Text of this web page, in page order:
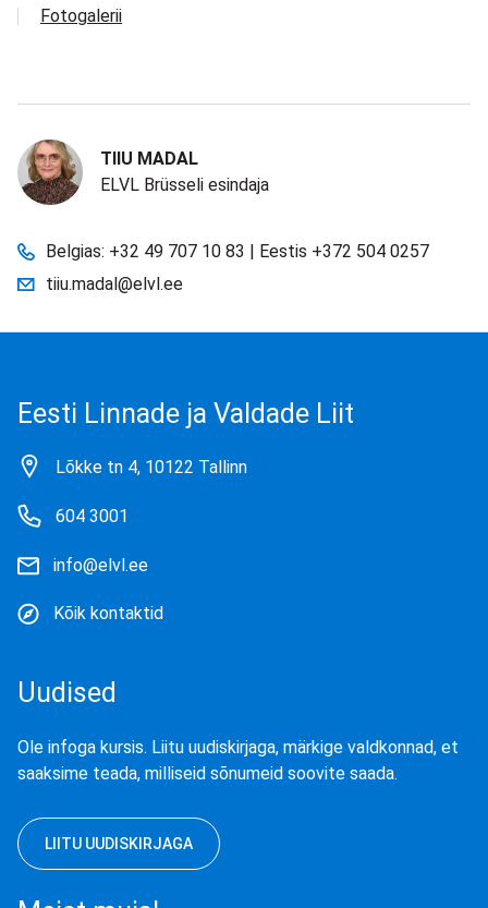
Fotogalerii
TIIU MADAL
ELVL Brüsseli esindaja
Belgias: +32 49 707 10 83 | Eestis +372 504 0257
tiiu.madal@elvl.ee
Eesti Linnade ja Valdade Liit
Lõkke tn 4, 10122 Tallinn
604 3001
info@elvl.ee
Kõik kontaktid
Uudised
Ole infoga kursis. Liitu uudiskirjaga, märkige valdkonnad, et
saaksime teada, milliseid sõnumeid soovite saada.
LIITU UUDISKIRJAGA